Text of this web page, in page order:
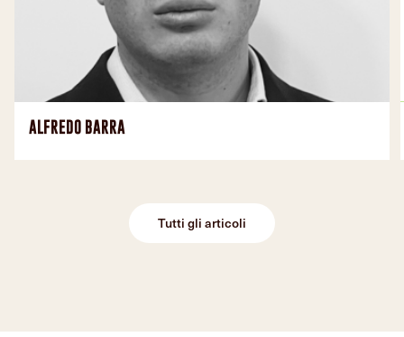
ALFREDO BARRA
Tutti gli articoli